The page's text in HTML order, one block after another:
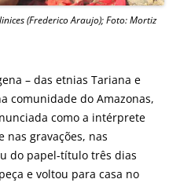
(Frederico Araujo); Foto: Mortiz
– das etnias Tariana e
comunidade do Amazonas,
como a intérprete
nas gravações, nas
do papel-título três dias
e voltou para casa no